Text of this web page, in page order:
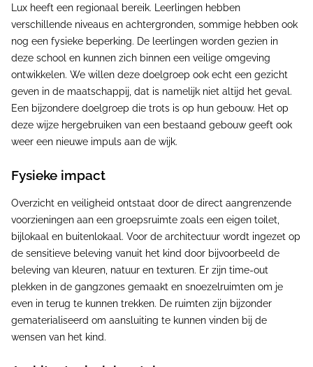
Lux heeft een regionaal bereik. Leerlingen hebben
verschillende niveaus en achtergronden, sommige hebben ook
nog een fysieke beperking. De leerlingen worden gezien in
deze school en kunnen zich binnen een veilige omgeving
ontwikkelen. We willen deze doelgroep ook echt een gezicht
geven in de maatschappij, dat is namelijk niet altijd het geval.
Een bijzondere doelgroep die trots is op hun gebouw. Het op
deze wijze hergebruiken van een bestaand gebouw geeft ook
weer een nieuwe impuls aan de wijk.
Fysieke impact
Overzicht en veiligheid ontstaat door de direct aangrenzende
voorzieningen aan een groepsruimte zoals een eigen toilet,
bijlokaal en buitenlokaal. Voor de architectuur wordt ingezet op
de sensitieve beleving vanuit het kind door bijvoorbeeld de
beleving van kleuren, natuur en texturen. Er zijn time-out
plekken in de gangzones gemaakt en snoezelruimten om je
even in terug te kunnen trekken. De ruimten zijn bijzonder
gematerialiseerd om aansluiting te kunnen vinden bij de
wensen van het kind.